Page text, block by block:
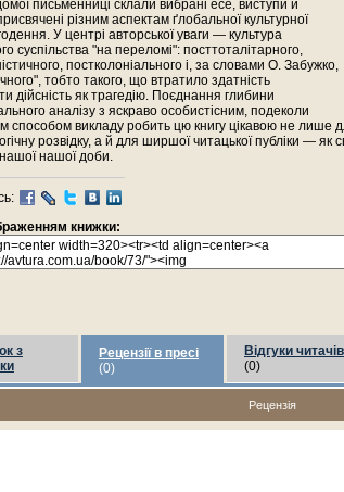
письменниці склали вибрані есе, виступи й
різним аспектам ґлобальної культурної
У центрі авторської уваги — культура
суспільства "на переломі": посттоталітарного,
постколоніального і, за словами О. Забужко,
тобто такого, що втратило здатність
дійсність як трагедію. Поєднання глибини
аналізу з яскраво особистісним, подеколи
способом викладу робить цю книгу цікавою не лише
розвідку, а й для ширшої читацької публіки —
нашої доби.
книжки:
з
Рецензії в пресі
(0)
Відгуки читачів
(0)
Рецензія